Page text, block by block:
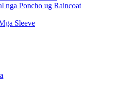
nga Poncho ug Raincoat
Sleeve